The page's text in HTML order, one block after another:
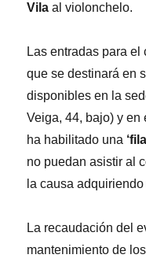
Vila al violonchelo.
Las entradas para
que se destinará en
disponibles en la
Veiga, 44, bajo) y en
ha habilitado una
no puedan asistir al
la causa
La recaudación del
mantenimiento de